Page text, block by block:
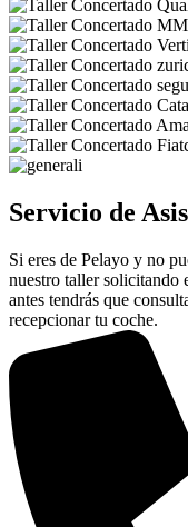
Servicio de
Si eres de Pelayo y no
nuestro taller solicitando
antes tendrás que
recepcionar tu coche.